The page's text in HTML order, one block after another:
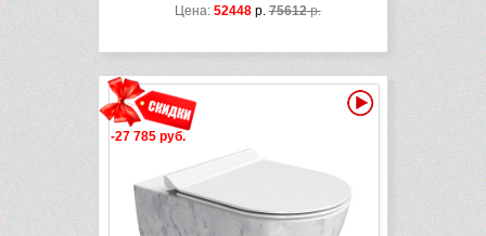
Цена: 52448р.75612р.
-27 785 руб.